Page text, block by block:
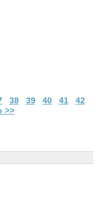
38 39 40 41
42
>>